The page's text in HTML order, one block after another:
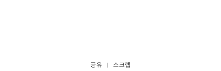
공유 스크랩